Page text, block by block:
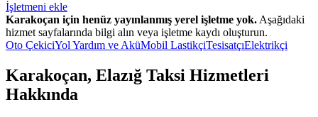
İşletmeni ekle
Karakoçan için henüz yayınlanmış yerel işletme yok. Aşağıdaki
hizmet sayfalarında bilgi alın veya işletme kaydı oluşturun.
Oto ÇekiciYol Yardım ve AküMobil LastikçiTesisatçıElektrikçi
Karakoçan, Elazığ Taksi Hizmetleri
Hakkında